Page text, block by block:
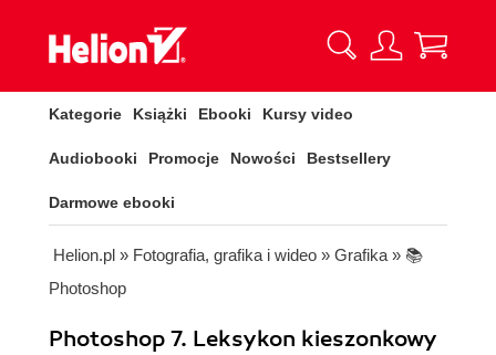
Kategorie Książki Ebooki Kursy video
Audiobooki Promocje Nowości Bestsellery
Darmowe ebooki
Helion.pl » Fotografia, grafika i wideo » Grafika » 📚
Photoshop
Photoshop 7. Leksykon kieszonkowy